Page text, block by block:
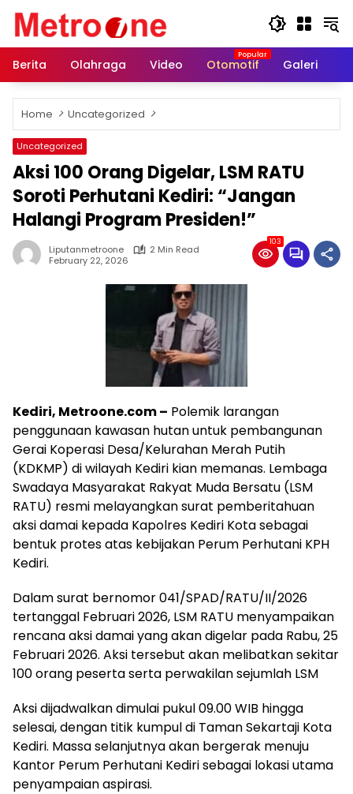
content
Berita
Olahraga Video Otomotif Galeri
Home Uncategorized
Uncategorized
Aksi 100 Orang Digelar, LSM RATU
Soroti Perhutani Kediri: “Jangan
Halangi Program Presiden!”
Liputanmetroone
2 Min Read
February 22, 2026
103
Kediri, Metroone.com – Polemik larangan
penggunaan kawasan hutan untuk pembangunan
Gerai Koperasi Desa/Kelurahan Merah Putih
(KDKMP) di wilayah Kediri kian memanas. Lembaga
Swadaya Masyarakat Rakyat Muda Bersatu (LSM
RATU) resmi melayangkan surat pemberitahuan
aksi damai kepada Kapolres Kediri Kota sebagai
bentuk protes atas kebijakan Perum Perhutani KPH
Kediri.
Dalam surat bernomor 041/SPAD/RATU/II/2026
tertanggal Februari 2026, LSM RATU menyampaikan
rencana aksi damai yang akan digelar pada Rabu, 25
Februari 2026. Aksi tersebut akan melibatkan sekitar
100 orang peserta serta perwakilan sejumlah LSM
Aksi dijadwalkan dimulai pukul 09.00 WIB hingga
selesai, dengan titik kumpul di Taman Sekartaji Kota
Kediri. Massa selanjutnya akan bergerak menuju
Kantor Perum Perhutani Kediri sebagai lokasi utama
penyampaian aspirasi.